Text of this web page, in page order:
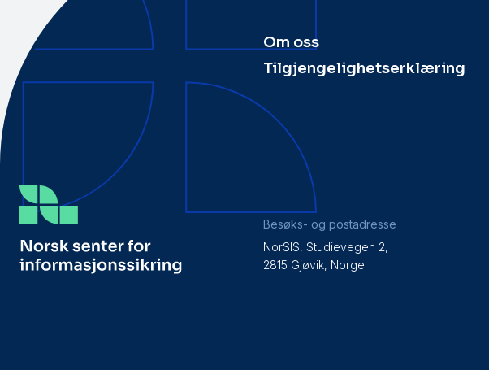
Om oss
Tilgjengelighetserklæring
Besøks- og postadresse
NorSIS, Studievegen 2,
2815 Gjøvik, Norge